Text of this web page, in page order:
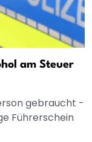
am Steuer
gebraucht -
Führerschein